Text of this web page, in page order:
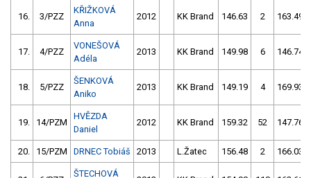
16. 3/PZZ
KŘIŽKOVÁ
Anna
2012 KK Brand 146.63 2 163.49
17. 4/PZZ
VONEŠOVÁ
Adéla
2013 KK Brand 149.98 6 146.74
18. 5/PZZ
ŠENKOVÁ
Aniko
2013 KK Brand 149.19 4 169.93
19. 14/PZM
HVĚZDA
Daniel
2012 KK Brand 159.32 52 147.76
20. 15/PZM DRNEC Tobiáš 2013 L.Žatec 156.48 2 166.03
ŠTECHOVÁ